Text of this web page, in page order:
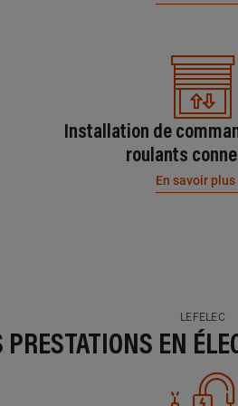
Installation de
roulants
En savoir plus
LEFELEC
PRESTATIONS EN